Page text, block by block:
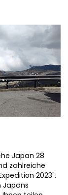
Japan 28
zahlreiche
2023".
Japans